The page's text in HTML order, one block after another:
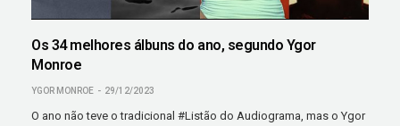
Os 34 melhores álbuns do ano, segundo Ygor
Monroe
YGOR MONROE 29/12/2023
O ano não teve o tradicional #Listão do Audiograma, mas o Ygor